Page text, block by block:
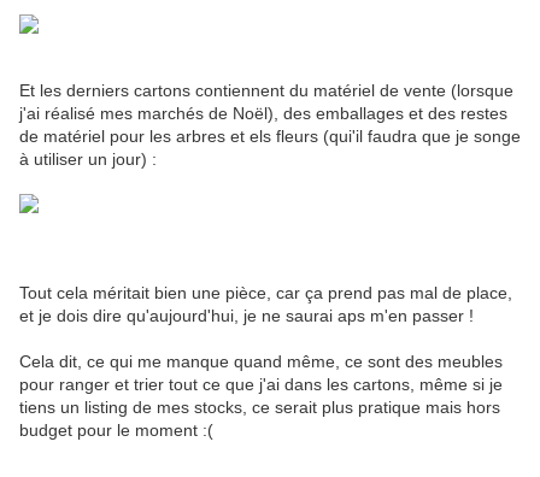
Et les derniers cartons contiennent du matériel de vente (lorsque
j'ai réalisé mes marchés de Noël), des emballages et des restes
de matériel pour les arbres et els fleurs (qui'il faudra que je songe
à utiliser un jour) :
Tout cela méritait bien une pièce, car ça prend pas mal de place,
et je dois dire qu'aujourd'hui, je ne saurai aps m'en passer !
Cela dit, ce qui me manque quand même, ce sont des meubles
pour ranger et trier tout ce que j'ai dans les cartons, même si je
tiens un listing de mes stocks, ce serait plus pratique mais hors
budget pour le moment :(